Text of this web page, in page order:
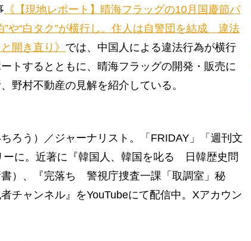
《【現地レポート】晴海フラッグの10月国慶節パ
や“白タク”が横行し、住人は自警団を結成 違法
開き直り》 では、中国人による違法行為が横行
トするとともに、晴海フラッグの開発・販売に
野村不動産の見解を紹介している。
ろう）／ジャーナリスト。「FRIDAY」「週刊文
ーに。近著に『韓国人、韓国を叱る 日韓歴史問
）、『完落ち 警視庁捜査一課「取調室」秘
チャンネル』をYouTubeにて配信中。Xアカウン